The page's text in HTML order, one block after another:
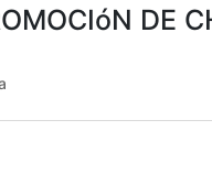
DE